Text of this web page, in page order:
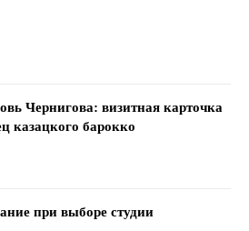
Чернигова: визитная карточка
казацкого барокко
при выборе студии